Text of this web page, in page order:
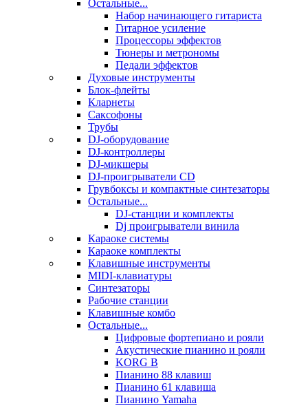
Остальные...
Набор начинающего гитариста
Гитарное усиление
Процессоры эффектов
Тюнеры и метрономы
Педали эффектов
Духовые инструменты
Блок-флейты
Кларнеты
Саксофоны
Трубы
DJ-оборудование
DJ-контроллеры
DJ-микшеры
DJ-проигрыватели CD
Грувбоксы и компактные синтезаторы
Остальные...
DJ-станции и комплекты
Dj проигрыватели винила
Караоке системы
Караоке комплекты
Клавишные инструменты
MIDI-клавиатуры
Синтезаторы
Рабочие станции
Клавишные комбо
Остальные...
Цифровые фортепиано и рояли
Акустические пианино и рояли
KORG B
Пианино 88 клавиш
Пианино 61 клавиша
Пианино Yamaha